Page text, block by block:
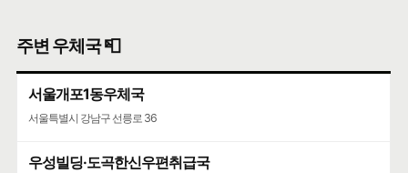
주변 우체국 📮
서울개포1동우체국
서울특별시 강남구 선릉로 36
우성빌딩·도곡한신우편취급국